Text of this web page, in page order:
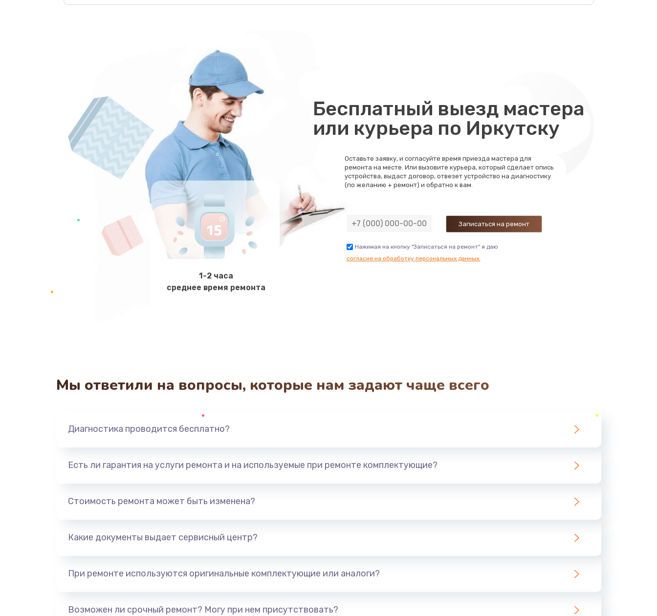
1-2 часа
среднее время ремонта
Бесплатный выезд мастера
или курьера по Иркутску
Оставьте заявку, и согласуйте время приезда мастера для
ремонта на месте. Или вызовите курьера, который сделает опись
устройства, выдаст договор, отвезет устройство на диагностику
(по желанию + ремонт) и обратно к вам.
Нажимая на кнопку "Записаться на ремонт" я даю
согласие на обработку персональных данных.
Мы ответили на вопросы, которые нам задают чаще всего
Диагностика проводится бесплатно?
Есть ли гарантия на услуги ремонта и на используемые при ремонте комплектующие?
Стоимость ремонта может быть изменена?
Какие документы выдает сервисный центр?
При ремонте используются оригинальные комплектующие или аналоги?
Возможен ли срочный ремонт? Могу при нем присутствовать?